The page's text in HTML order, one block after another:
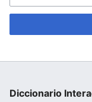
Abrir menú
Diccionario